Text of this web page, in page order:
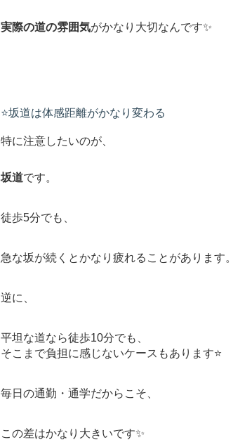
実際の道の雰囲気がかなり大切なんです✨
⭐️坂道は体感距離がかなり変わる
特に注意したいのが、
坂道です。
徒歩5分でも、
急な坂が続くとかなり疲れることがあります。
逆に、
平坦な道なら徒歩10分でも、
そこまで負担に感じないケースもあります⭐️
毎日の通勤・通学だからこそ、
この差はかなり大きいです✨